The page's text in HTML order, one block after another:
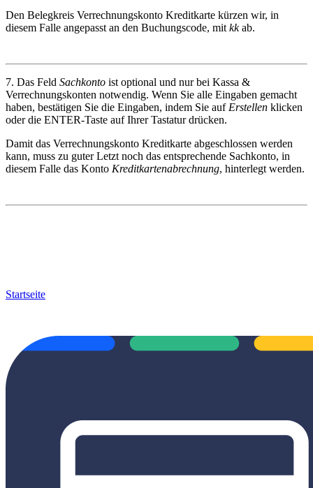
Den Belegkreis Verrechnungskonto Kreditkarte kürzen wir, in
diesem Falle angepasst an den Buchungscode, mit kkab.
7. Das Feld Sachkonto ist optional und nur bei Kassa &
Verrechnungskonten notwendig. Wenn Sie alle Eingaben gemacht
haben, bestätigen Sie die Eingaben, indem Sie auf Erstellen klicken
oder die ENTER-Taste auf Ihrer Tastatur drücken.
Damit das Verrechnungskonto Kreditkarte abgeschlossen werden
kann, muss zu guter Letzt noch das entsprechende Sachkonto, in
diesem Falle das Konto Kreditkartenabrechnung, hinterlegt werden.
Startseite